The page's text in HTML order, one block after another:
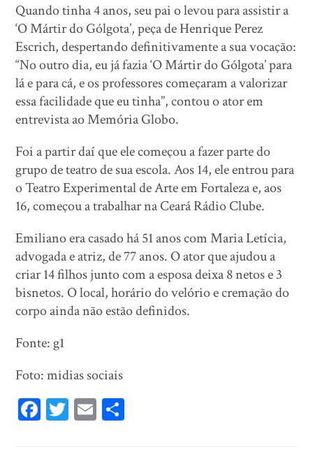
Quando tinha 4 anos, seu pai o levou para assistir a
‘O Mártir do Gólgota’, peça de Henrique Perez
Escrich, despertando definitivamente a sua vocação:
“No outro dia, eu já fazia ‘O Mártir do Gólgota’ para
lá e para cá, e os professores começaram a valorizar
essa facilidade que eu tinha”, contou o ator em
entrevista ao Memória Globo.
Foi a partir daí que ele começou a fazer parte do
grupo de teatro de sua escola. Aos 14, ele entrou para
o Teatro Experimental de Arte em Fortaleza e, aos
16, começou a trabalhar na Ceará Rádio Clube.
Emiliano era casado há 51 anos com Maria Letícia,
advogada e atriz, de 77 anos. O ator que ajudou a
criar 14 filhos junto com a esposa deixa 8 netos e 3
bisnetos. O local, horário do velório e cremação do
corpo ainda não estão definidos.
Fonte: g1
Foto: midias sociais
Fa T E